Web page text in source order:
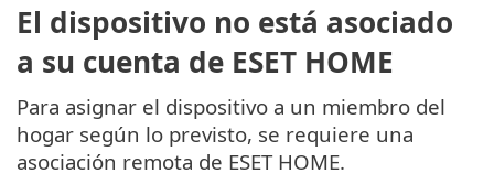
El dispositivo no está asociado
a su cuenta de ESET HOME
Para asignar el dispositivo a un miembro del
hogar según lo previsto, se requiere una
asociación remota de ESET HOME.